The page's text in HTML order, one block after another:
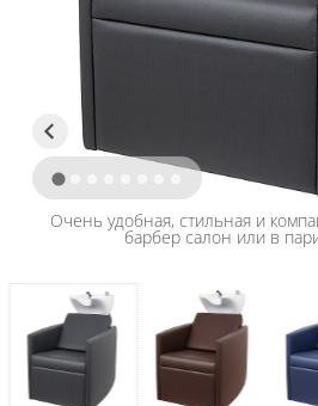
Очень удобная, стильная и
барбер салон или в